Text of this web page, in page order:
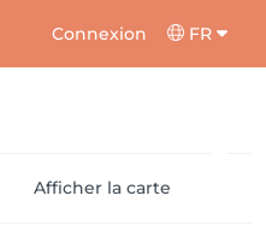
Connexion FR
Afficher la carte